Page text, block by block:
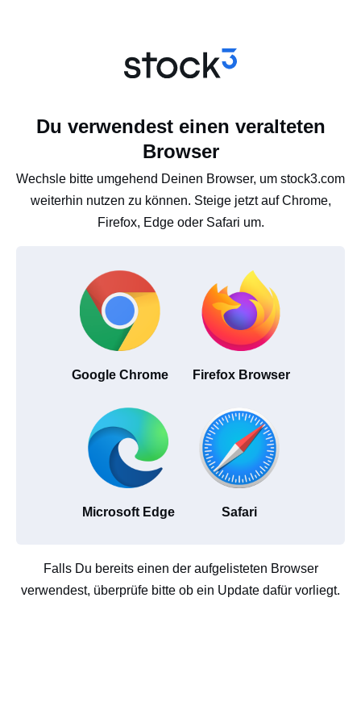
Du verwendest einen veralteten
Browser
Wechsle bitte umgehend Deinen Browser, um stock3.com
weiterhin nutzen zu können. Steige jetzt auf Chrome,
Firefox, Edge oder Safari um.
Google Chrome Firefox Browser
Microsoft Edge Safari
Falls Du bereits einen der aufgelisteten Browser
verwendest, überprüfe bitte ob ein Update dafür vorliegt.